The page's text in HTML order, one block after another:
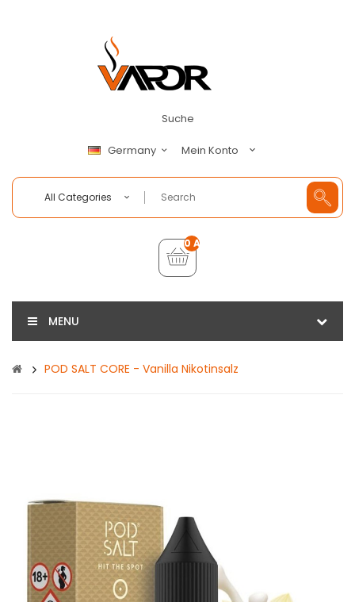
Suche
Germany Mein Konto
All Categories
0 Artikel - €0,00
MENU
POD SALT CORE - Vanilla Nikotinsalz